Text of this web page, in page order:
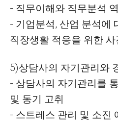
- 직무이해와 직무분석
- 기업분석, 산업 분석에
직장생활 적응을 위한
5)상담사의 자기관리와
- 상담사의 자기관리를
및 동기 고취
- 스트레스 관리 및 소진